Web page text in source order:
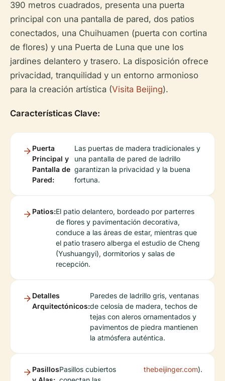
390 metros cuadrados, presenta una puerta
principal con una pantalla de pared, dos patios
conectados, una Chuihuamen (puerta con cortina
de flores) y una Puerta de Luna que une los
jardines delantero y trasero. La disposición ofrece
privacidad, tranquilidad y un entorno armonioso
para la creación artística (Visita Beijing).
Características Clave:
Puerta
Principal y
Pantalla de
Pared:
Las puertas de madera tradicionales y
una pantalla de pared de ladrillo
garantizan la privacidad y la buena
fortuna.
Patios:El patio delantero, bordeado por parterres
de flores y pavimentación decorativa,
conduce a las áreas de estar, mientras que
el patio trasero alberga el estudio de Cheng
(Yushuangyi), dormitorios y salas de
recepción.
Detalles
Arquitectónicos:
Paredes de ladrillo gris, ventanas
de celosía de madera, techos de
tejas con aleros ornamentados y
pavimentos de piedra mantienen
la atmósfera auténtica.
PasillosPasillos cubiertos
thebeijinger.com).